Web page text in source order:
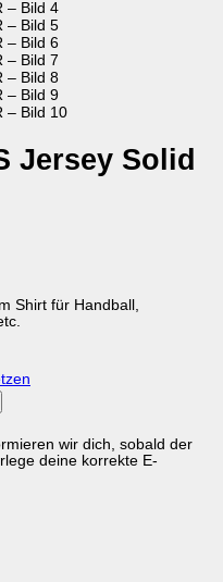
Jersey Solid
Shirt für Handball,
wir dich, sobald der
deine korrekte E-